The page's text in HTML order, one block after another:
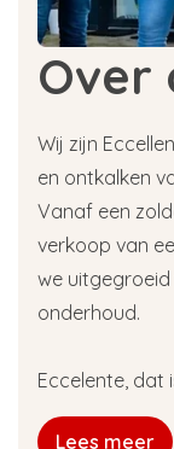
Over
Wij zijn
en ontkalken
Vanaf een
verkoop van
we
onderhoud.
Eccelente, dat
Lees meer